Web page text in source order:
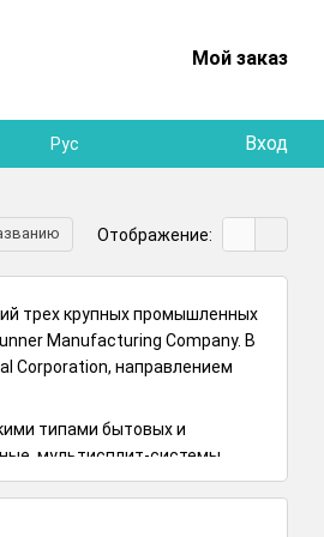
Мой заказ
Рус Вход
Отображение:
трех крупных промышленных
Manufacturing Company. В
Corporation, направлением
типами бытовых и
мультисплит-системы,